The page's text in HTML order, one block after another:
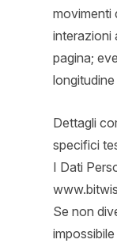
movimenti
interazioni
pagina;
Dettagli
specifici
I Dati
Se non